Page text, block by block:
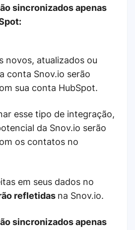
sincronizados apenas
novos, atualizados ou
conta Snov.io serão
sua conta HubSpot.
esse tipo de integração,
da Snov.io serão
os contatos no
em seus dados no
refletidas na Snov.io.
sincronizados apenas